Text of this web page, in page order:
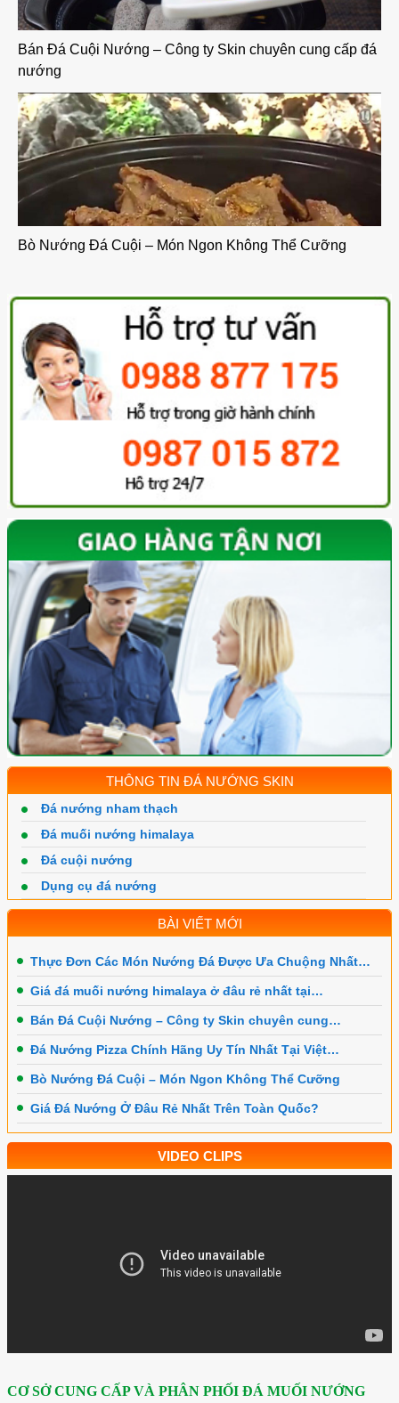
Bán Đá Cuội Nướng – Công ty Skin chuyên cung cấp đá
nướng
Bò Nướng Đá Cuội – Món Ngon Không Thể Cưỡng
THÔNG TIN ĐÁ NƯỚNG SKIN
Đá nướng nham thạch
Đá muối nướng himalaya
Đá cuội nướng
Dụng cụ đá nướng
BÀI VIẾT MỚI
Thực Đơn Các Món Nướng Đá Được Ưa Chuộng Nhất…
Giá đá muối nướng himalaya ở đâu rẻ nhất tại…
Bán Đá Cuội Nướng – Công ty Skin chuyên cung…
Đá Nướng Pizza Chính Hãng Uy Tín Nhất Tại Việt…
Bò Nướng Đá Cuội – Món Ngon Không Thể Cưỡng
Giá Đá Nướng Ở Đâu Rẻ Nhất Trên Toàn Quốc?
VIDEO CLIPS
CƠ SỞ CUNG CẤP VÀ PHÂN PHỐI ĐÁ MUỐI NƯỚNG